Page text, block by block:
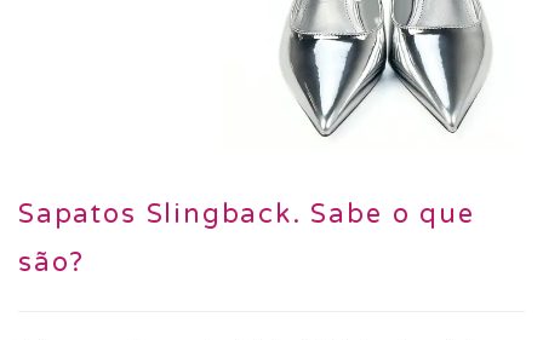
Sapatos Slingback. Sabe o que
são?